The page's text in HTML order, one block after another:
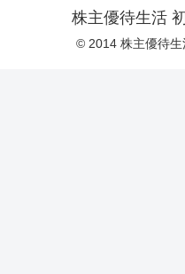
株主優待生活
© 2014 株主優待生